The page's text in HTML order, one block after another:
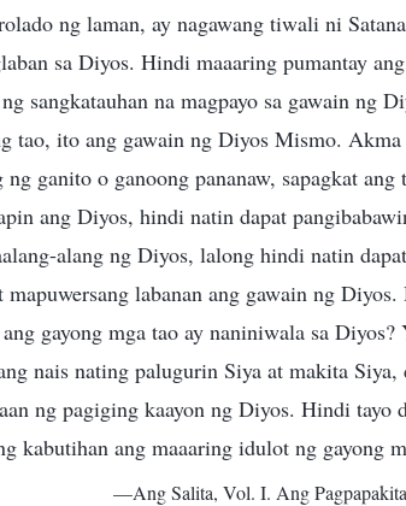
ng laman, ay nagawang tiwali ni
sa Diyos. Hindi maaaring pumantay
sangkatauhan na magpayo sa gawain ng
tao, ito ang gawain ng Diyos Mismo. Akma
ng ganito o ganoong pananaw, sapagkat
ang Diyos, hindi natin dapat
alang ng Diyos, lalong hindi natin
mapuwersang labanan ang gawain ng
gayong mga tao ay naniniwala sa
nais nating palugurin Siya at makita Siya,
ng pagiging kaayon ng Diyos. Hindi tayo
kabutihan ang maaaring idulot ng gayong
—Ang Salita, Vol. I. Ang